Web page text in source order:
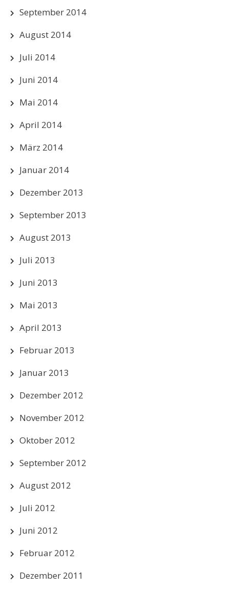
September 2014
August 2014
Juli 2014
Juni 2014
Mai 2014
April 2014
März 2014
Januar 2014
Dezember 2013
September 2013
August 2013
Juli 2013
Juni 2013
Mai 2013
April 2013
Februar 2013
Januar 2013
Dezember 2012
November 2012
Oktober 2012
September 2012
August 2012
Juli 2012
Juni 2012
Februar 2012
Dezember 2011